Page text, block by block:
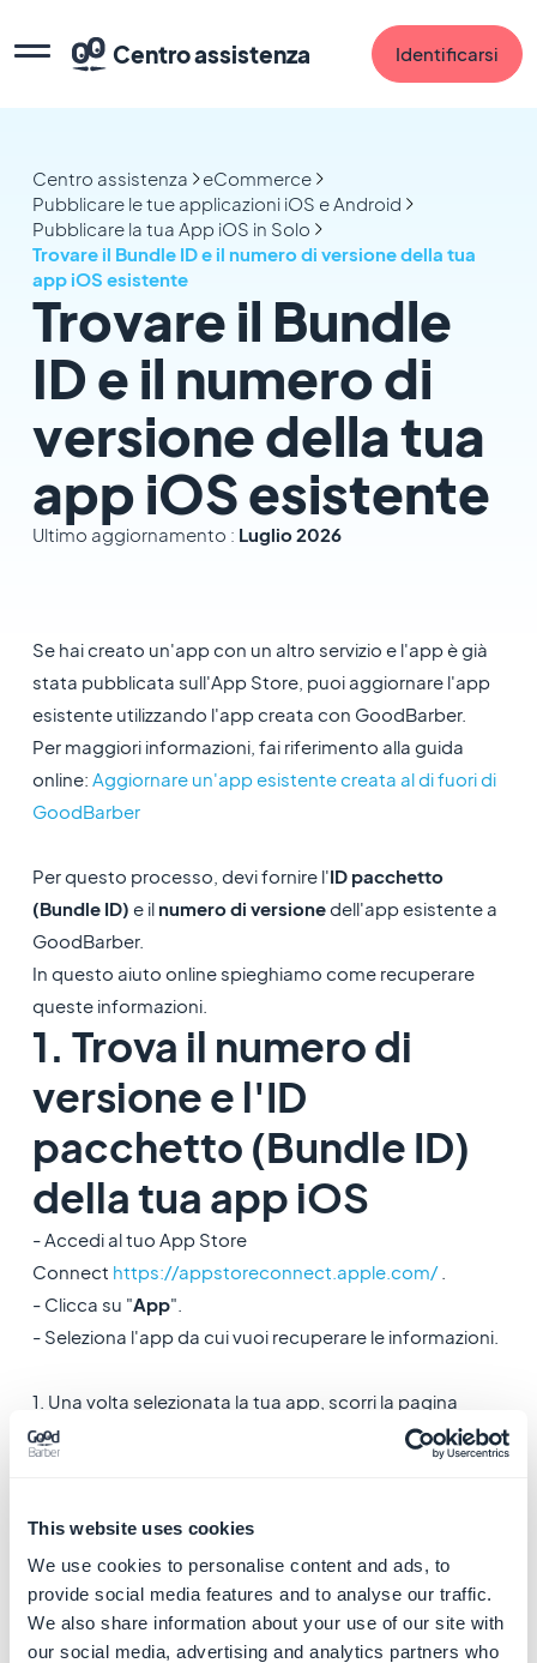
This website uses cookies
We use cookies to personalise content and ads, to
provide social media features and to analyse our traffic.
We also share information about your use of our site with
our social media, advertising and analytics partners who
Centro assistenza Identificarsi
Centro assistenza
eCommerce
Pubblicare le tue applicazioni iOS e Android
Pubblicare la tua App iOS in Solo
Trovare il Bundle ID e il numero di versione della tua
app iOS esistente
Trovare il Bundle
ID e il numero di
versione della tua
app iOS esistente
Ultimo aggiornamento : Luglio 2026
Se hai creato un'app con un altro servizio e l'app è già
stata pubblicata sull'App Store, puoi aggiornare l'app
esistente utilizzando l'app creata con GoodBarber.
Per maggiori informazioni, fai riferimento alla guida
online: Aggiornare un'app esistente creata al di fuori di
GoodBarber
Per questo processo, devi fornire l'ID pacchetto
(Bundle ID) e il numero di versionedell'app esistente a
GoodBarber.
In questo aiuto online spieghiamo come recuperare
queste informazioni.
1. Trova il numero di
versione e l'ID
pacchetto (Bundle ID)
della tua app iOS
- Accedi al tuo App Store
Connect https://appstoreconnect.apple.com/.
- Clicca su "App".
- Seleziona l'app da cui vuoi recuperare le informazioni.
1. Una volta selezionata la tua app, scorri la pagina
verso il basso per trovare il
numero di versione
della tua app, come mostrato di seguito: